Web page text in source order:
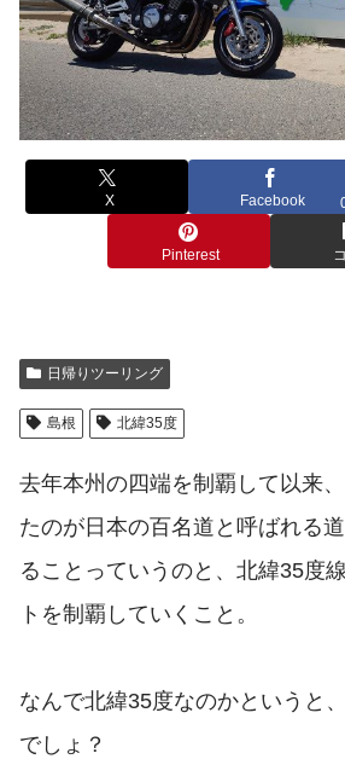
X Facebook
Pinterest
日帰りツーリング
島根 北緯35度
去年本州の四端を制覇して以来
たのが日本の百名道と呼ばれる
ることっていうのと、北緯35度
トを制覇していくこと。
なんで北緯35度なのかというと
でしょ？